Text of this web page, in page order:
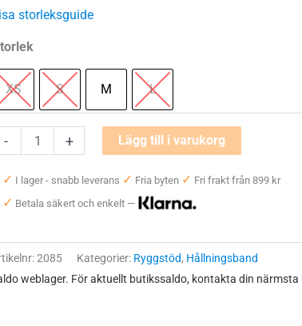
storleksguide
XS S M L
- + Lägg till i varukorg
✓ I lager - snabb leverans ✓ Fria byten ✓ Fri frakt från 899 kr
✓ Betala säkert och enkelt —
2085 Kategorier: Ryggstöd, Hållningsband
weblager. För aktuellt butikssaldo, kontakta din närmsta